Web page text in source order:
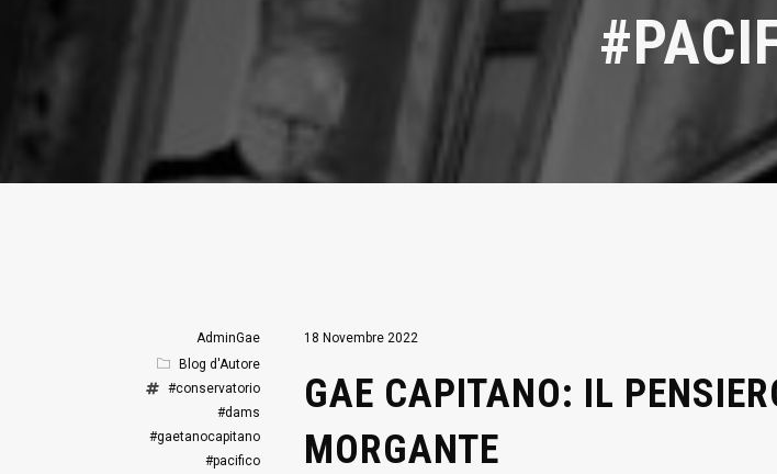
18 Novembre 2022
GAE CAPITANO: IL
MORGANTE
AdminGae
Blog d'Autore
#conservatorio
#dams
#gaetanocapitano
#pacifico